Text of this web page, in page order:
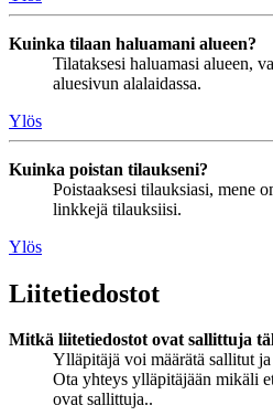
Kuinka tilaan haluamani alueen?
Tilataksesi haluamasi alueen,
aluesivun alalaidassa.
Ylös
Kuinka poistan tilaukseni?
Poistaaksesi tilauksiasi, mene
linkkejä tilauksiisi.
Ylös
Liitetiedostot
Mitkä liitetiedostot ovat sallittuja
Ylläpitäjä voi määrätä sallitut
Ota yhteys ylläpitäjään mikäli
ovat sallittuja..